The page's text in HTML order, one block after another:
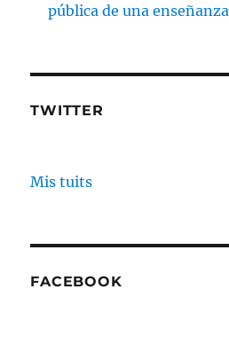
pública de una
TWITTER
Mis tuits
FACEBOOK